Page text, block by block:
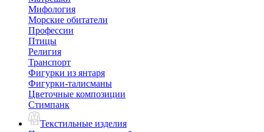
Мифология
Морские обитатели
Профессии
Птицы
Религия
Транспорт
Фигурки из янтаря
Фигурки-талисманы
Цветочные композиции
Стимпанк
Текстильные изделия